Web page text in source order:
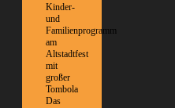
Kinder-
und
Familienprogramm
am
Altstadtfest
mit
großer
Tombola
Das